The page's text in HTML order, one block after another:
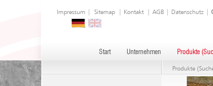
Impressum Sitemap| Kontakt| AGB| Datenschutz|
Start Unternehmen Produkte
Produkte